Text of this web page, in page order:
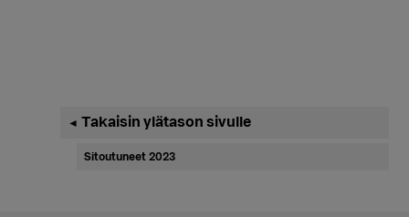
Ensisijainen
sivupalkki
◄ Takaisin ylätason sivulle
Sitoutuneet 2023